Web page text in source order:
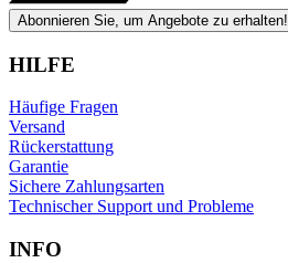
Abonnieren Sie, um Angebote zu erhalten!
HILFE
Häufige Fragen
Versand
Rückerstattung
Garantie
Sichere Zahlungsarten
Technischer Support und Probleme
INFO